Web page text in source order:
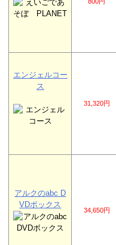
エンジェルコー
ス
31,320円
アルクのabc D
VDボックス
34,650円